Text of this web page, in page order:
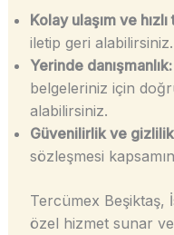
Kolay ulaşım ve
iletip geri alabilirsiniz.
Yerinde danışmanlık:
belgeleriniz için
alabilirsiniz.
Güvenilirlik ve
sözleşmesi
Tercümex Beşiktaş,
özel hizmet sunar